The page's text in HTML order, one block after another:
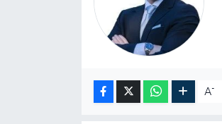
A-
Son Dakika Haberleri